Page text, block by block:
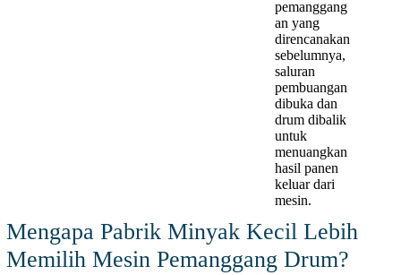
pemanggang
an yang
direncanakan
sebelumnya,
saluran
pembuangan
dibuka dan
drum dibalik
untuk
menuangkan
hasil panen
keluar dari
mesin.
Mengapa Pabrik Minyak Kecil Lebih
Memilih Mesin Pemanggang Drum?